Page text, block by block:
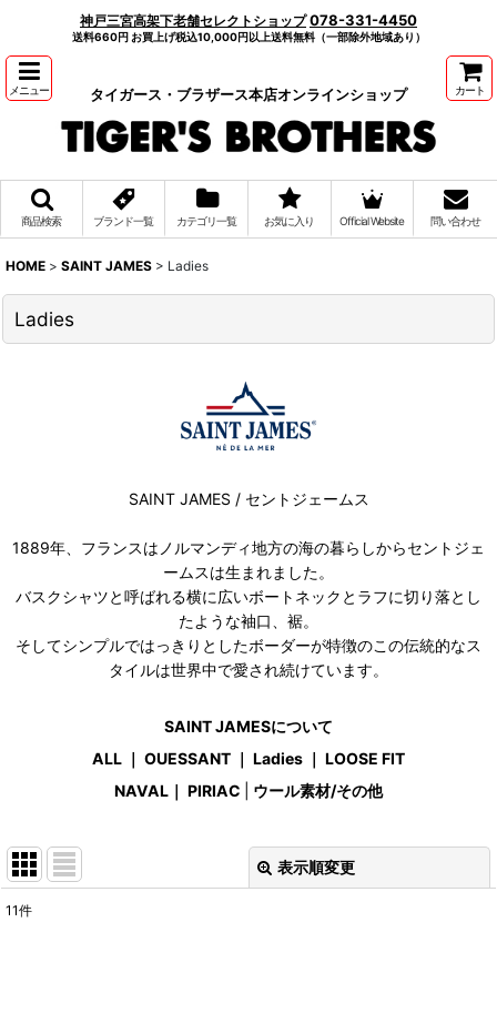
神戸三宮高架下老舗セレクトショップ 078-331-4450
送料660円 お買上げ税込10,000円以上送料無料（一部除外地域あり）
メニュー タイガース・ブラザース本店オンラインショップ カート
商品検索 ブランド一覧 カテゴリ一覧 お気に入り Official Website 問い合わせ
HOME > SAINT JAMES > Ladies
Ladies
SAINT JAMES / セントジェームス
1889年、フランスはノルマンディ地方の海の暮らしからセントジェ
ームスは生まれました。
バスクシャツと呼ばれる横に広いボートネックとラフに切り落とし
たような袖口、裾。
そしてシンプルではっきりとしたボーダーが特徴のこの伝統的なス
タイルは世界中で愛され続けています。
SAINT JAMESについて
ALL
OUESSANT Ladies
LOOSE FIT
NAVAL
PIRIAC ウール素材/その他
表示順変更
11件